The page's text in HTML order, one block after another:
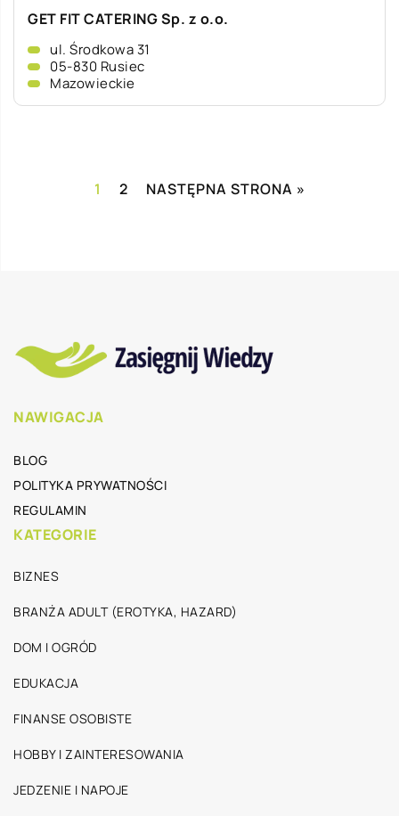
GET FIT CATERING Sp. z o.o.
ul. Środkowa 31
05-830 Rusiec
Mazowieckie
1 2 NASTĘPNA STRONA »
NAWIGACJA
BLOG
POLITYKA PRYWATNOŚCI
REGULAMIN
KATEGORIE
BIZNES
BRANŻA ADULT (EROTYKA, HAZARD)
DOM I OGRÓD
EDUKACJA
FINANSE OSOBISTE
HOBBY I ZAINTERESOWANIA
JEDZENIE I NAPOJE